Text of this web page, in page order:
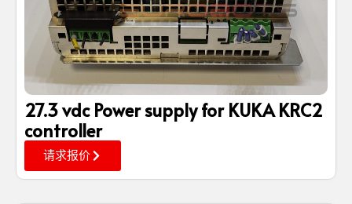
27.3 vdc Power supply for KUKA KRC2
controller
请求报价